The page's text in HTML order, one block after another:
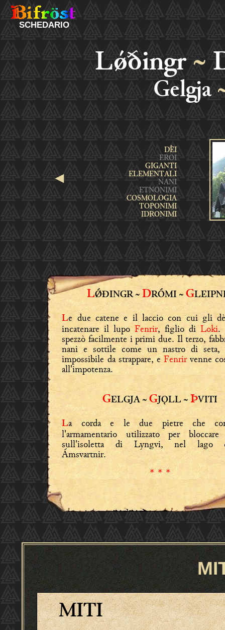
SCHEDARIO
Lǿðingr~
Gelgja
◄
LǾÐINGR ~ DRÓMI ~ G
Le due catene e il laccio con cui gli
incatenare il lupoFenrir, figlio diLoki.
spezzò facilmente i primi due. Il terzo,
nani e sottile come un nastro di seta,
impossibile da strappare, eFenrirvenne
all'impotenza.
GELGJA ~ GJǪLL ~ ÞVITI
La corda e le due pietre che
l'armamentario utilizzato per
sull'isoletta di Lyngvi, nel lago
Ámsvartnir.
* * *
MITI